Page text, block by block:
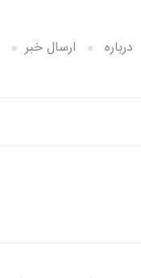
درباره ارسال خبر